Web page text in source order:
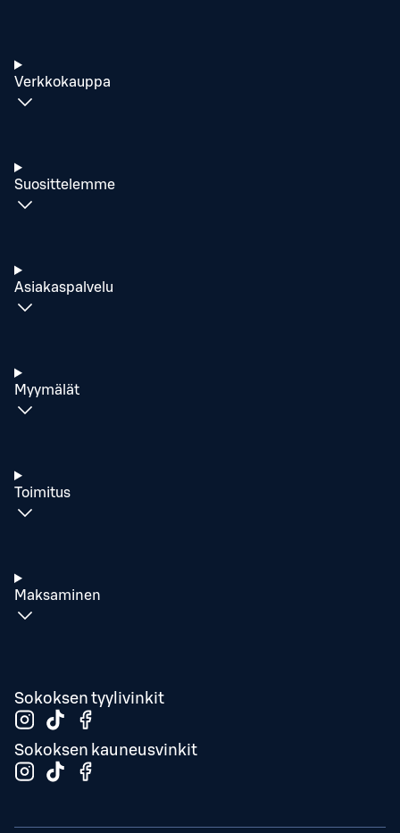
Verkkokauppa
Suosittelemme
Asiakaspalvelu
Myymälät
Toimitus
Maksaminen
Sokoksen tyylivinkit
Sokoksen kauneusvinkit